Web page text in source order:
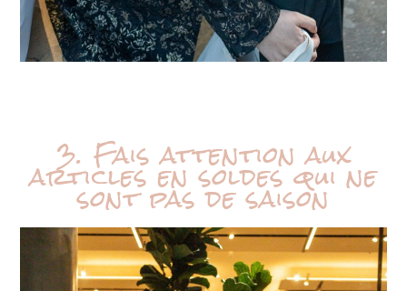
3. Fais attention aux
articles en soldes qui ne
sont pas de saison